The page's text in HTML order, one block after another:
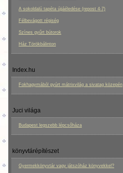
A sokoldalú tapéta újjáéledése (repost 4-7)
Félbevágott régiség
Színes gyűrt bútorok
Ház Törökbálinton
Index.hu
Fokhagymából gyúrt mátrixvilág a sivatag közepén
Juci világa
Budapest legszebb lépcsőháza
könyvtárépítészet
Gyermekkönyvtár vagy játszóház könyvekkel?